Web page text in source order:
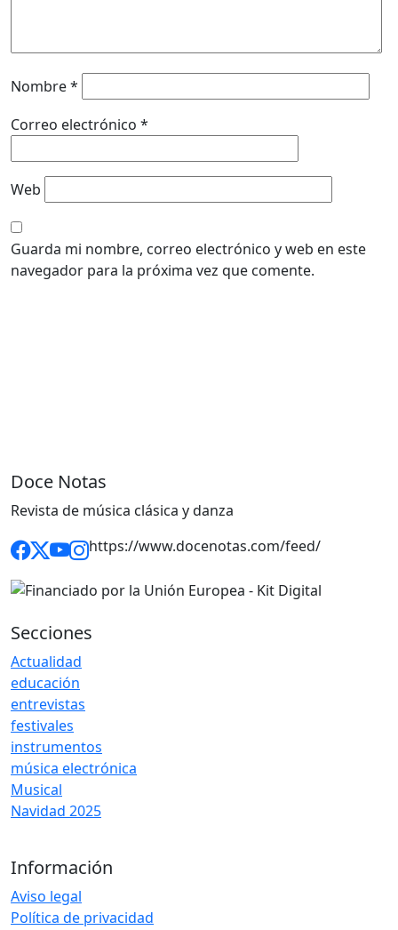
Nombre*
Correo electrónico *
Web
Guarda mi nombre, correo electrónico y web en este
navegador para la próxima vez que comente.
Doce Notas
Revista de música clásica y danza
https://www.docenotas.com/feed/
Secciones
Actualidad
educación
entrevistas
festivales
instrumentos
música electrónica
Musical
Navidad 2025
Información
Aviso legal
Política de privacidad